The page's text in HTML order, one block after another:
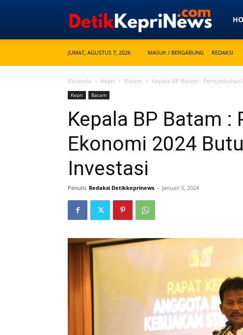
JUMAT, AGUSTUS 7, 2026 MASUK / BERGABUNG REDAKSI
Beranda Kepri Batam Kepala BP Batam :
Kepri Batam
Kepala BP Batam :
Ekonomi 2024
Investasi
Penulis Redaksi Detikkeprinews - Januari 5, 2024